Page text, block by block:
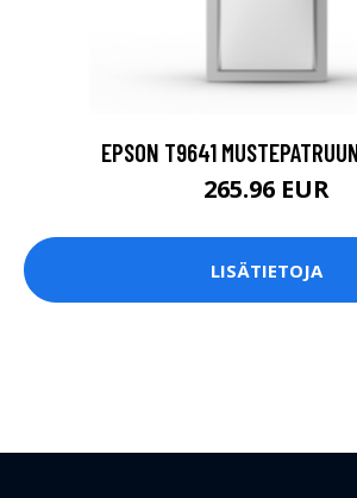
EPSON T9641
265.96 EUR
LISÄTIETOJA